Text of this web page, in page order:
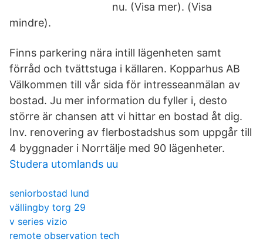
nu. (Visa mer). (Visa
mindre).
Finns parkering nära intill lägenheten samt
förråd och tvättstuga i källaren. Kopparhus AB
Välkommen till vår sida för intresseanmälan av
bostad. Ju mer information du fyller i, desto
större är chansen att vi hittar en bostad åt dig.
Inv. renovering av flerbostadshus som uppgår till
4 byggnader i Norrtälje med 90 lägenheter.
Studera utomlands uu
seniorbostad lund
vällingby torg 29
v series vizio
remote observation tech